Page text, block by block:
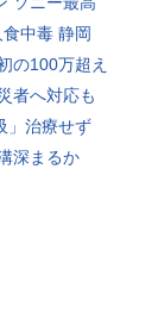
中毒 静岡
の100万超え
者へ対応も
」治療せず
深まるか